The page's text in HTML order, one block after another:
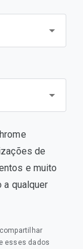
de
e muito
a qualquer
esses dados